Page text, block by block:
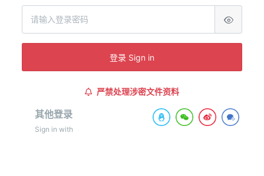
登录 Sign in
严禁处理涉密文件资料
其他登录
Sign in with